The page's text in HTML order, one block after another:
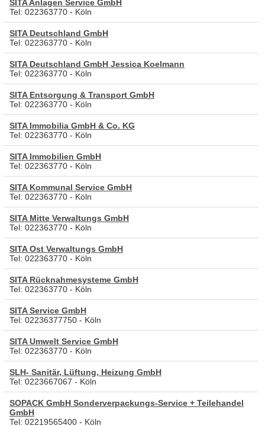
SITA Anlagen Service GmbH
Tel: 022363770 - Köln
SITA Deutschland GmbH
Tel: 022363770 - Köln
SITA Deutschland GmbH Jessica Koelmann
Tel: 022363770 - Köln
SITA Entsorgung & Transport GmbH
Tel: 022363770 - Köln
SITA Immobilia GmbH & Co. KG
Tel: 022363770 - Köln
SITA Immobilien GmbH
Tel: 022363770 - Köln
SITA Kommunal Service GmbH
Tel: 022363770 - Köln
SITA Mitte Verwaltungs GmbH
Tel: 022363770 - Köln
SITA Ost Verwaltungs GmbH
Tel: 022363770 - Köln
SITA Rücknahmesysteme GmbH
Tel: 022363770 - Köln
SITA Service GmbH
Tel: 02236377750 - Köln
SITA Umwelt Service GmbH
Tel: 022363770 - Köln
SLH- Sanitär, Lüftung, Heizung GmbH
Tel: 0223667067 - Köln
SOPACK GmbH Sonderverpackungs-Service + Teilehandel
GmbH
Tel: 02219565400 - Köln